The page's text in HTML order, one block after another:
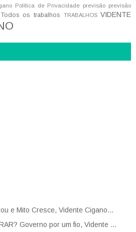
Política de Privacidade previsão previsão
Todos os trabalhos TRABALHOS VIDENTE
e Mito Cresce, Vidente Cigano...
Governo por um fio, Vidente ...